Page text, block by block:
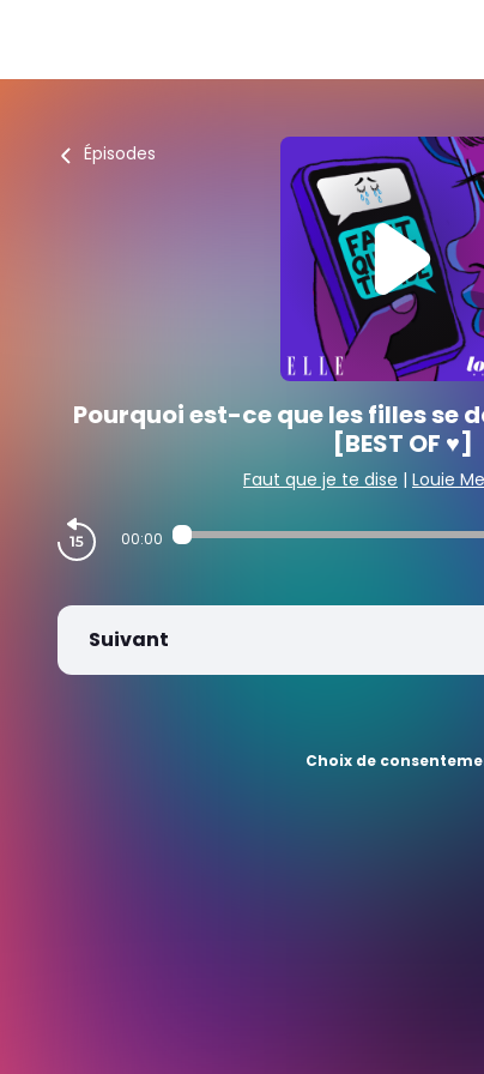
Épisodes
Pourquoi est-ce que les filles se
[BEST OF ♥️]
Faut que je te dise | Louie
00:00
Suivant
Choix de